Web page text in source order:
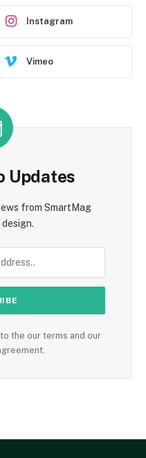
Instagram
Vimeo
Updates
from SmartMag
the our terms and our